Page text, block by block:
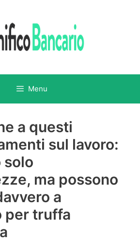
Menu
a questi
sul lavoro:
solo
ma possono
a
per truffa